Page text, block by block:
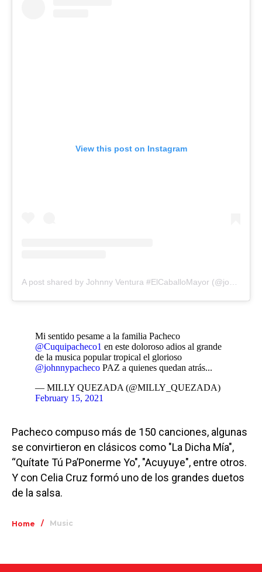
View this post on Instagram
Mi sentido pesame a la familia Pacheco
@Cuquipacheco1 en este doloroso adios al grande
de la musica popular tropical el glorioso
@johnnypacheco PAZ a quienes quedan atrás...
— MILLY QUEZADA (@MILLY_QUEZADA)
February 15, 2021
Pacheco compuso más de 150 canciones, algunas
se convirtieron en clásicos como "La Dicha Mía",
“Quítate Tú Pa’Ponerme Yo", "Acuyuye", entre otros.
Y con Celia Cruz formó uno de los grandes duetos
de la salsa.
Home / Music